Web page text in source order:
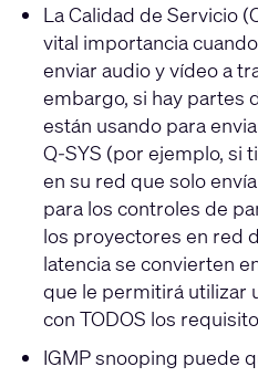
La Calidad de Servicio
vital importancia
enviar audio y vídeo a
embargo, si hay partes
están usando para
Q-SYS (por ejemplo, si
en su red que solo
para los controles de
los proyectores en red
latencia se convierten
que le permitirá utilizar
con TODOS los
IGMP snooping puede